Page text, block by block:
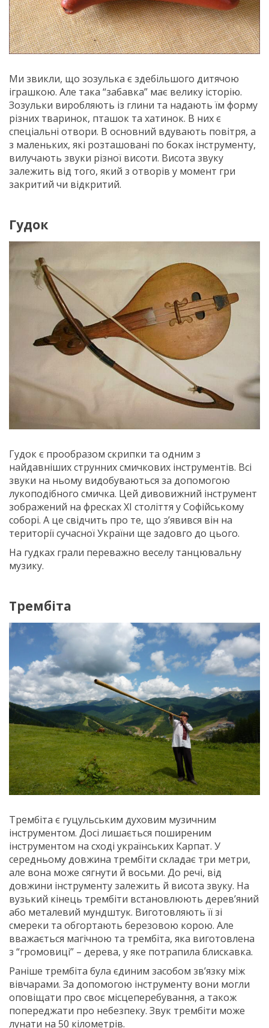
Ми звикли, що зозулька є здебільшого дитячою
іграшкою. Але така “забавка” має велику історію.
Зозульки виробляють із глини та надають їм форму
різних тваринок, пташок та хатинок. В них є
спеціальні отвори. В основний вдувають повітря, а
з маленьких, які розташовані по боках інструменту,
вилучають звуки різної висоти. Висота звуку
залежить від того, який з отворів у момент гри
закритий чи відкритий.
Гудок
Гудок є прообразом скрипки та одним з
найдавніших струнних смичкових інструментів. Всі
звуки на ньому видобуваються за допомогою
лукоподібного смичка. Цей дивовижний інструмент
зображений на фресках ХІ століття у Софійському
соборі. А це свідчить про те, що з’явився він на
території сучасної України ще задовго до цього.
На гудках грали переважно веселу танцювальну
музику.
Трембіта
Трембіта є гуцульським духовим музичним
інструментом. Досі лишається поширеним
інструментом на сході українських Карпат. У
середньому довжина трембіти складає три метри,
але вона може сягнути й восьми. До речі, від
довжини інструменту залежить й висота звуку. На
вузький кінець трембіти встановлюють дерев’яний
або металевий мундштук. Виготовляють її зі
смереки та обгортають березовою корою. Але
вважається магічною та трембіта, яка виготовлена
з “громовиці” – дерева, у яке потрапила блискавка.
Раніше трембіта була єдиним засобом зв’язку між
вівчарами. За допомогою інструменту вони могли
оповіщати про своє місцеперебування, а також
попереджати про небезпеку. Звук трембіти може
лунати на 50 кілометрів.